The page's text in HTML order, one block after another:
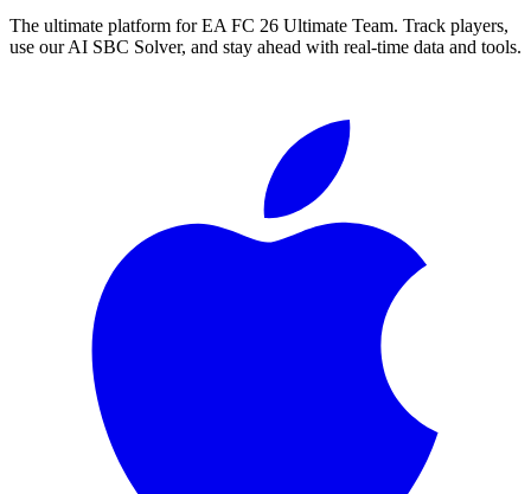
The ultimate platform for EA FC 26 Ultimate Team. Track players,
use our AI SBC Solver, and stay ahead with real-time data and tools.